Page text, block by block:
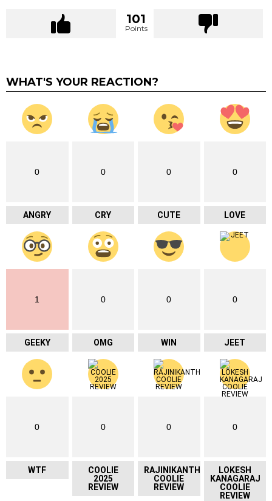
101
Points
WHAT'S YOUR REACTION?
0
ANGRY
0
CRY
0
CUTE
0
LOVE
1
GEEKY
0
OMG
0
WIN
0
JEET
0
WTF
0
COOLIE
2025
REVIEW
0
RAJINIKANTH
COOLIE
REVIEW
0
LOKESH
KANAGARAJ
COOLIE
REVIEW